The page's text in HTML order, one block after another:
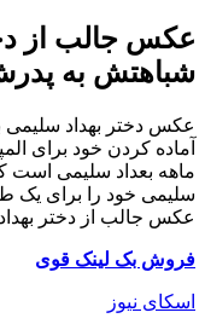
عکس جالب از
شباهتش به
عکس دختر بهداد سلیمی
ماهه بعداد سلیمی است
سلیمی خود را برای یک
عکس جالب از دختر
فروش بک لینک قوی
اسکای نیوز